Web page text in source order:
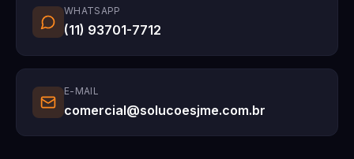
WHATSAPP
(11) 93701-7712
E-MAIL
comercial@solucoesjme.com.br